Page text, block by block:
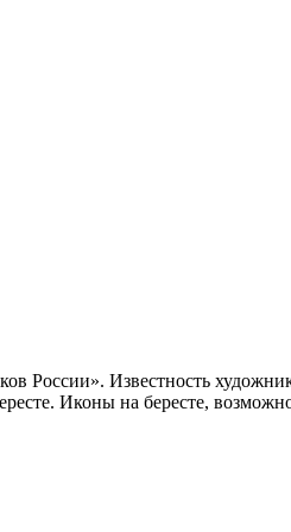
России». Известность
Иконы на бересте,